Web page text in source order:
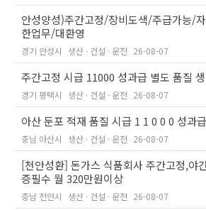
안성양성)주간고정/장비도색/주급가능/
한업무/대환영
경기 안성시 생산 · 건설 · 운전 26-08-07
주간고정 시급 11000 성과급 별도 품질
경기 평택시 생산 · 건설 · 운전 26-08-07
아산 둔포 적재 품질 시급 1 1 0 0 0 성과급
충남 아산시 생산 · 건설 · 운전 26-08-07
[천안성환] 돈가스 식품회사 주간고정,야
증필수 월 320만원이상
충남 천안시 생산 · 건설 · 운전 26-08-07